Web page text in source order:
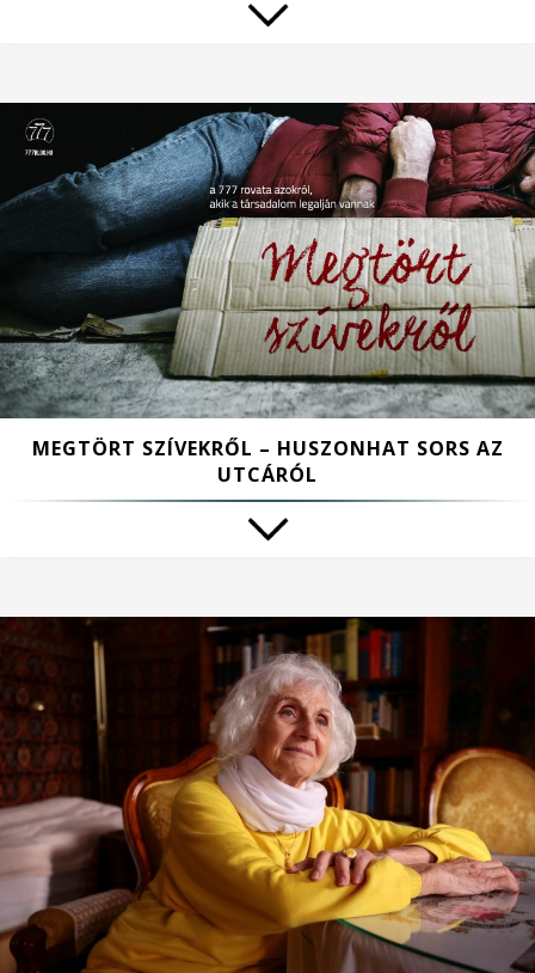
MEGTÖRT SZÍVEKRŐL – HUSZONHAT SORS AZ
UTCÁRÓL